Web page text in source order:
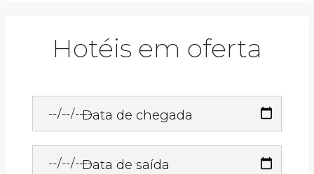
Hotéis em oferta
Data de chegada
Data de saída